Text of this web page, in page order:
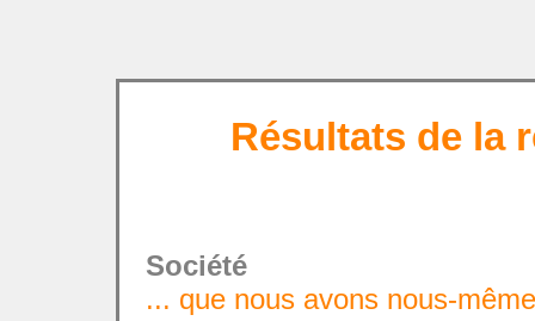
Résultats de la
Société
... que nous avons nous-